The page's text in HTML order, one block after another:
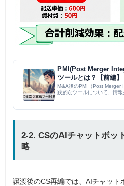
PMI(Post Merger
ツールとは？【前編
M&A後のPMI（Post Merger
践的なツールについて、情
2-2. CSのAIチャットボッ
略
譲渡後のCS再編では、AIチャット